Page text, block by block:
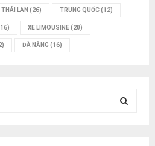
THÁI LAN (26) TRUNG QUỐC(12)
XE LIMOUSINE(20)
ĐÀ NẴNG (16)